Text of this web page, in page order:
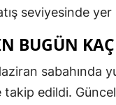
seviyesinde yer
BUGÜN
sabahında
takip edildi.